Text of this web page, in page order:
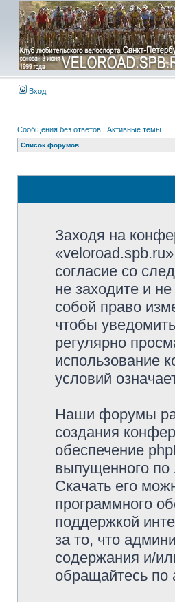
Вход
Сообщения без ответов | Активные темы
Список форумов
Заходя на
согласие со
не заходите и
собой право
чтобы
регулярно
использование
условий
Наши форумы
создания
обеспечение
выпущенного по
Скачать его
программного
поддержкой
за то, что
содержания и/
обращайтесь по